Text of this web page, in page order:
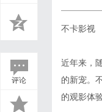
评论
不卡影视
近年来，
的新宠。
的观影体